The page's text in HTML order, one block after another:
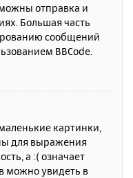
отправка и
Большая часть
сообщений
BBCode.
картинки,
для выражения
а :( означает
можно увидеть в